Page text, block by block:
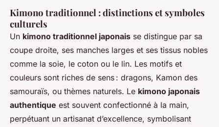
Kimono traditionnel : distinctions et symboles
culturels
Un kimono traditionnel japonais se distingue par sa
coupe droite, ses manches larges et ses tissus nobles
comme la soie, le coton ou le lin. Les motifs et
couleurs sont riches de sens : dragons, Kamon des
samouraïs, ou thèmes naturels. Le kimono japonais
authentique est souvent confectionné à la main,
perpétuant un artisanat d’excellence, symbolisant